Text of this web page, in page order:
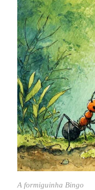
A formiguinha Bingo